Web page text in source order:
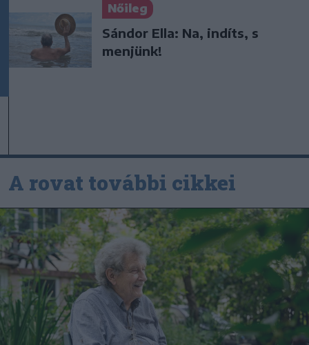
Nőileg
Sándor Ella: Na, indíts, s
menjünk!
A rovat további cikkei